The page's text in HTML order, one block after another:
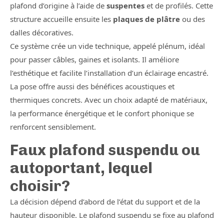
plafond d’origine à l’aide de suspentes et de profilés. Cette
structure accueille ensuite les plaques de plâtre ou des
dalles décoratives.
Ce système crée un vide technique, appelé plénum, idéal
pour passer câbles, gaines et isolants. Il améliore
l’esthétique et facilite l’installation d’un éclairage encastré.
La pose offre aussi des bénéfices acoustiques et
thermiques concrets. Avec un choix adapté de matériaux,
la performance énergétique et le confort phonique se
renforcent sensiblement.
Faux plafond suspendu ou
autoportant, lequel
choisir?
La décision dépend d’abord de l’état du support et de la
hauteur disponible. Le plafond suspendu se fixe au plafond